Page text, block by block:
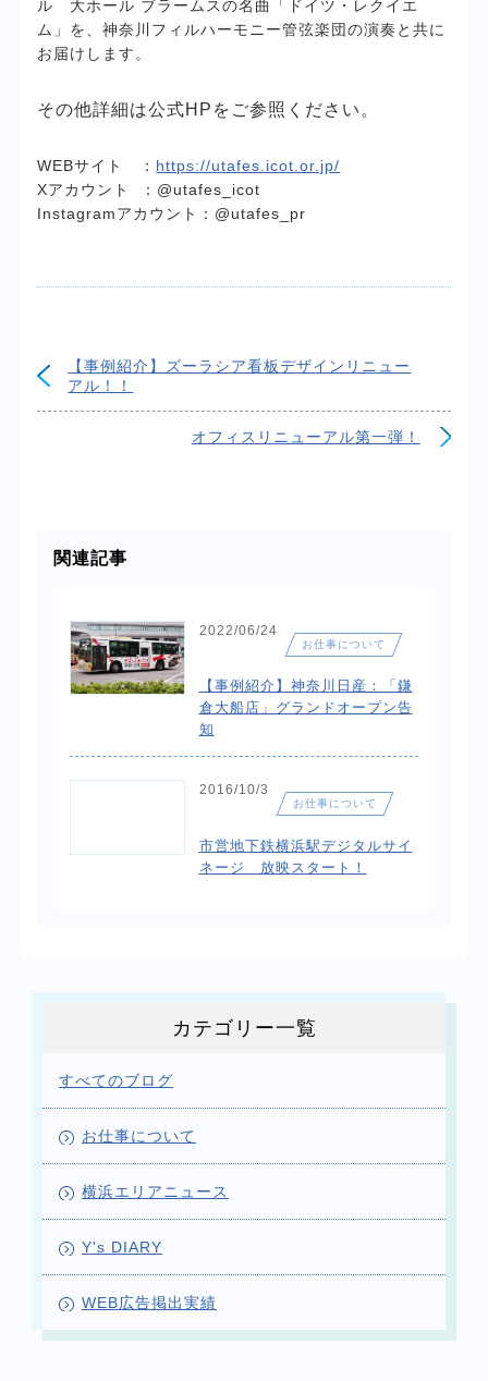
ル 大ホール ブラームスの名曲「ドイツ・レクイエ
ム」を、神奈川フィルハーモニー管弦楽団の演奏と共に
お届けします。
その他詳細は公式HPをご参照ください。
WEBサイト ： https://utafes.icot.or.jp/
Xアカウント ：@utafes_icot
Instagramアカウント：@utafes_pr
【事例紹介】ズーラシア看板デザインリニュー
アル！！
オフィスリニューアル第一弾！
関連記事
2022/06/24
お仕事について
【事例紹介】神奈川日産：「鎌
倉大船店」グランドオープン告
知
2016/10/3
お仕事について
市営地下鉄横浜駅デジタルサイ
ネージ 放映スタート！
カテゴリー一覧
すべてのブログ
お仕事について
横浜エリアニュース
Y's DIARY
WEB広告掲出実績